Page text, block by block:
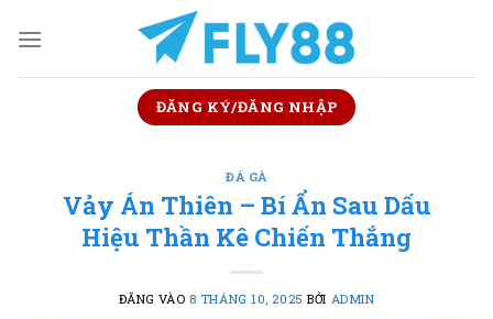
qua
ĐĂNG KÝ/ĐĂNG NHẬP
ĐÁ GÀ
Vảy Án Thiên – Bí Ẩn Sau Dấu
Hiệu Thần Kê Chiến Thắng
ĐĂNG VÀO 8 THÁNG 10, 2025 BỞI ADMIN